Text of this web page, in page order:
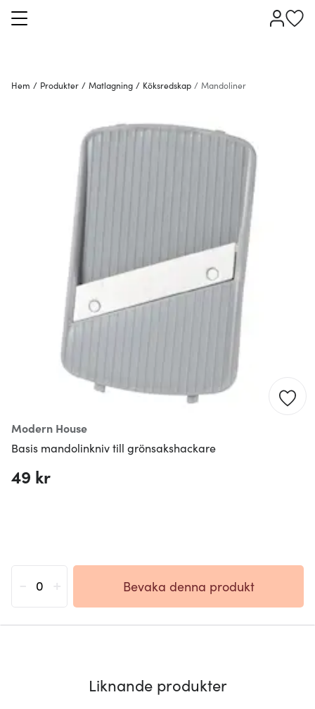
Hem / Produkter / Matlagning / Köksredskap / Mandoliner
Modern House
Basis mandolinkniv till grönsakshackare
49 kr
Bevaka denna produkt
Liknande produkter